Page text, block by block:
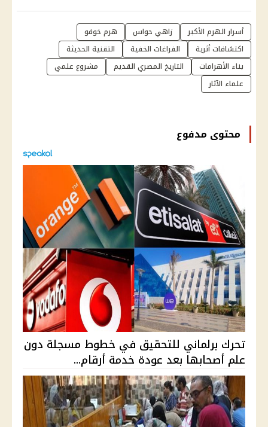
أسرار الهرم الأكبر زاهي حواس
هرم خوفو
اكتشافات أثرية
الفراغات الخفية
التقنية الحديثة
بناء الأهرامات
التاريخ المصري القديم
مشروع علمي
علماء الآثار
محتوى مدفوع
تحرك برلماني للتحقيق في خطوط مسجلة دون
علم أصحابها بعد عودة خدمة أرقام...